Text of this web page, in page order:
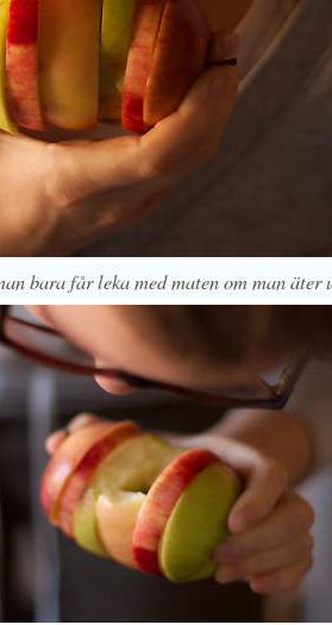
bara får leka med maten om man äter